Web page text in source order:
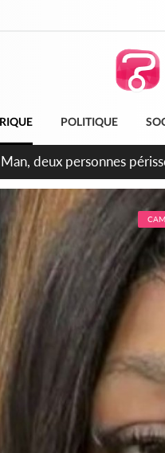
POLITIQUE
la célébration de la
dangereux